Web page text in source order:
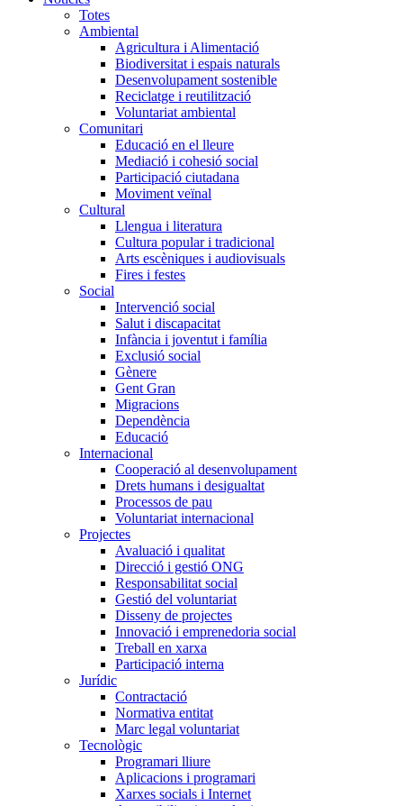
principal
Totes
Ambiental
Agricultura i Alimentació
Biodiversitat i espais naturals
Desenvolupament sostenible
Reciclatge i reutilització
Voluntariat ambiental
Comunitari
Educació en el lleure
Mediació i cohesió social
Participació ciutadana
Moviment veïnal
Cultural
Llengua i literatura
Cultura popular i tradicional
Arts escèniques i audiovisuals
Fires i festes
Social
Intervenció social
Salut i discapacitat
Infància i joventut i família
Exclusió social
Gènere
Gent Gran
Migracions
Dependència
Educació
Internacional
Cooperació al desenvolupament
Drets humans i desigualtat
Processos de pau
Voluntariat internacional
Projectes
Avaluació i qualitat
Direcció i gestió ONG
Responsabilitat social
Gestió del voluntariat
Disseny de projectes
Innovació i emprenedoria social
Treball en xarxa
Participació interna
Jurídic
Contractació
Normativa entitat
Marc legal voluntariat
Tecnològic
Programari lliure
Aplicacions i programari
Xarxes socials i Internet